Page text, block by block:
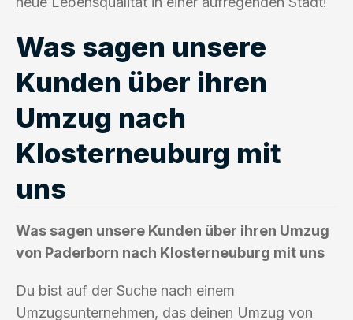
Was sagen unsere
Kunden über ihren
Umzug nach
Klosterneuburg mit
uns
Was sagen unsere Kunden über ihren Umzug
von Paderborn nach Klosterneuburg mit uns
Du bist auf der Suche nach einem
Umzugsunternehmen, das deinen Umzug von